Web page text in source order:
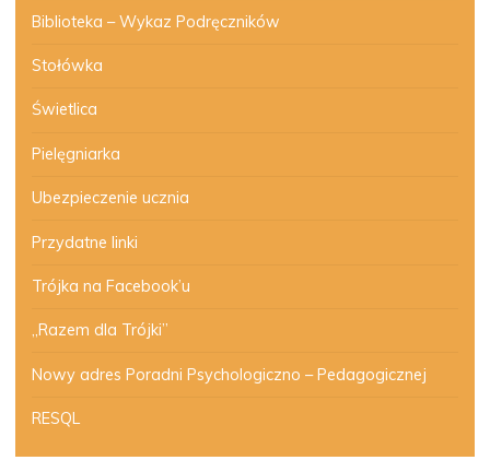
Biblioteka – Wykaz Podręczników
Stołówka
Świetlica
Pielęgniarka
Ubezpieczenie ucznia
Przydatne linki
Trójka na Facebook’u
„Razem dla Trójki”
Nowy adres Poradni Psychologiczno – Pedagogicznej
RESQL